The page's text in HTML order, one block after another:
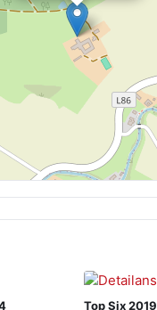
Top Six 2019